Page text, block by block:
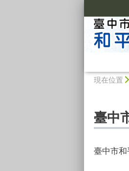
現在位置
臺中
臺中市和